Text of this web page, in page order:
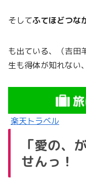
そしてふてほどつな
も出ている、（吉
生も得体が知れない
楽天トラベル
「愛の、
せんっ！